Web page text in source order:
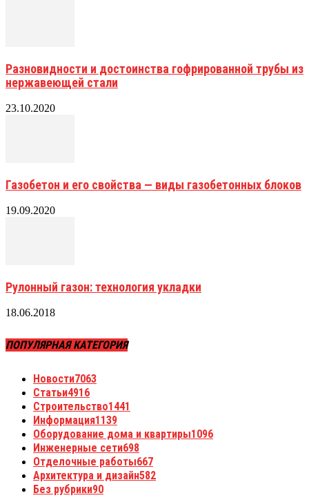
Разновидности и достоинства гофрированной трубы из
нержавеющей стали
23.10.2020
Газобетон и его свойства — виды газобетонных блоков
19.09.2020
Рулонный газон: технология укладки
18.06.2018
ПОПУЛЯРНАЯ КАТЕГОРИЯ
Новости7063
Статьи4916
Строительство1441
Информация1139
Оборудование дома и квартиры1096
Инженерные сети698
Отделочные работы667
Архитектура и дизайн582
Без рубрики90